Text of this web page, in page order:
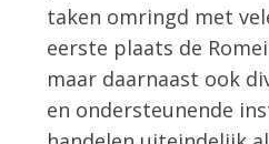
taken omringd met
eerste plaats de
maar daarnaast ook
en ondersteunende